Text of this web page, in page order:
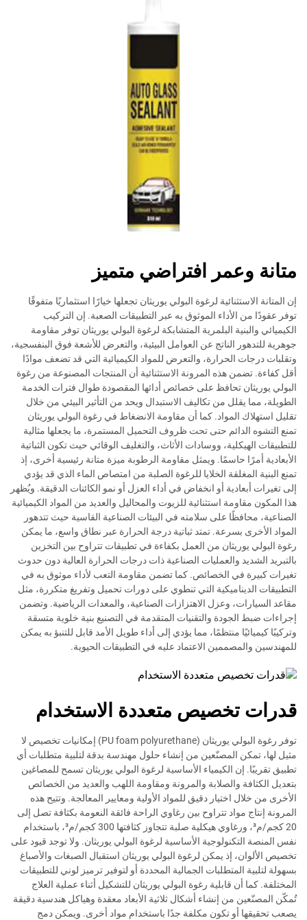
متانة وعمر افتراضي متميز
إن المتانة الاستثنائية لرغوة البولي يوريثان تجعلها خيارًا استثماريًا متفوقًا
توفر عقودًا من الأداء الموثوق به عبر التطبيقات الصعبة. إن التركيب
الكيميائي والبنية البلمرية المتشابكة لرغوة البولي يوريثان توفر مقاومة
جوهرية للتدهور الناتج عن العوامل البيئية، والتعرض للأشعة فوق البنفسجية،
وتقلبات درجات الحرارة، والتعرض للمواد الكيميائية التي قد تضعف موادًا
أقل كفاءة. تضمن هذه المرونة الاستثنائية أن المنتجات المصنوعة من رغوة
البولي يوريثان تحافظ على خصائص أدائها المقصودة طوال فترات الخدمة
الطويلة، مما يقلل من تكاليف الاستبدال ويحد من التأثير البيئي من خلال
تقليل استهلاك المواد. كما أن مقاومة الانضغاط في رغوة البولي يوريثان
تمنع التشوه الدائم حتى تحت ظروف التحميل المستمرة، ما يجعلها مثالية
للتطبيقات الهيكلية، ووسادات الأثاث، والتغليف الوقائي حيث تكون الثباتية
الأبعادية أمرًا حاسمًا. ويمثل مقاومة الرطوبة ميزة متانة رئيسية أخرى، إذ
تمنع البنية المغلقة الخلايا للرغوة الصلبة من امتصاص الماء الذي قد يؤدي
إلى تغيرات أبعادية أو انخفاض في أداء العزل أو نمو الكائنات الدقيقة. ويُظهر
هذا المكون مقاومة استثنائية للزيوت والمحاليل والعديد من المواد الكيميائية
الصناعية، محافظًا على سلامته في البيئات الصناعية القاسية حيث تتدهور
المواد الأخرى بسرعة. تمتد ثباتية درجة الحرارة عبر نطاق واسع، ما يمكن
رغوة البولي يوريثان من العمل بكفاءة في تطبيقات تتراوح بين التخزين
بالتبريد الشديد والعمليات الصناعية ذات درجات الحرارة العالية دون حدوث
تغيرات كبيرة في الخصائص. كما تضمن مقاومة التعب لأداء موثوق به في
التطبيقات الديناميكية التي تنطوي على دورات تحميل وتفريغ متكررة، مثل
مقاعد السيارات، وعزل الاهتزازات الصناعية، والمعدات الرياضية. وتضمن
إجراءات ضبط الجودة والتقنيات المتقدمة في التصنيع بنية خلوية متسقة
وتركيبًا كيميائيًا منتظمًا، مما يؤدي إلى أداء طويل الأمد قابل للتنبؤ به يمكن
للمهندسين والمصممين الاعتماد عليه في التطبيقات الحيوية.
قدرات تخصيص متعددة الاستخدام
توفر رغوة البولي يوريثان (PU foam polyurethane) إمكانيات تخصيص لا
مثيل لها، تمكن المصنّعين من إنشاء حلول مهندسة بدقة لتلبية متطلبات أي
تطبيق تقريبًا. إن الكيمياء الأساسية لرغوة البولي يوريثان تسمح للمصاغين
بتعديل الكثافة والصلابة والمرونة ومقاومة اللهب والعديد من الخصائص
الأخرى من خلال اختيار دقيق للمواد الأولية ومعايير المعالجة. وتتيح هذه
المرونة إنتاج مواد تتراوح بين رغاوي الراحة فائقة النعومة بكثافة تصل إلى
20 كجم/م³، ورغاوي هيكلية صلبة تتجاوز كثافتها 300 كجم/م³، باستخدام
نفس المنصة التكنولوجية الأساسية لرغوة البولي يوريثان. ولا توجد قيود على
تخصيص الألوان، إذ يمكن لرغوة البولي يوريثان استقبال الصبغات والأصباغ
بسهولة لتلبية المتطلبات الجمالية المحددة أو لتوفير ترميز لوني للتطبيقات
المختلفة. كما أن قابلية رغوة البولي يوريثان للتشكيل أثناء عملية العلاج
تُمكّن المصنّعين من إنشاء أشكال ثلاثية الأبعاد معقدة وهياكل هندسية دقيقة
يصعب تحقيقها أو تكون مكلفة جدًا باستخدام مواد أخرى. ويمكن دمج